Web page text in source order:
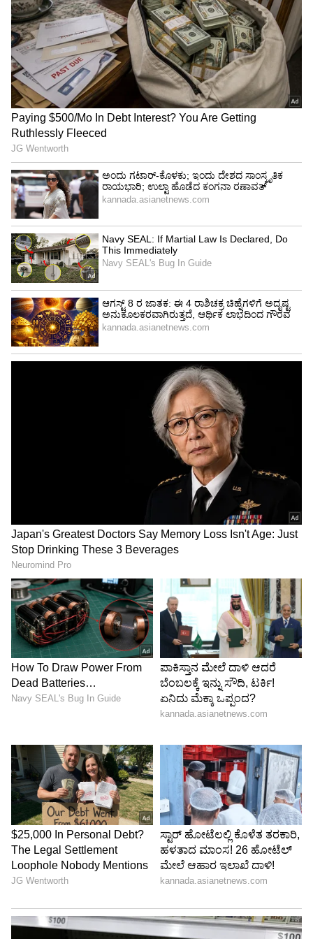
200 ಯೂನಿಟ್‌ ಉಚಿತ್‌ ವಿದ್ಯುತ್‌ಗೆ ವಿಜಯ್‌ ಮುದ್ರೆ;
ಅಧಿಕಾರಕ್ಕೆ ಬಂದ ಕೂಡಲೇ 3 ಭರವಸೆ ಈಡೇರಿಕೆ
ತಮಿಳುನಾಡು ಸಿಎಂ ಆಗಿ ಅಧಿಕಾರ ಕೈಗೆತ್ತಿಕೊಂಡ ಬೆನ್ನಲ್ಲೇ
ವಿಜಯ್‌, ಗೃಹಬಳಕೆ ಗ್ರಾಹಕರಿಗೆ 200 ಯೂನಿಟ್ ಉಚಿತ
ವಿದ್ಯುತ್, ಮಹಿಳಾ ಸುರಕ್ಷತೆಗಾಗಿ ವಿಶೇಷ ಪಡೆ ಸ್ಥಾಪನೆ ಹಾಗೂ
ರಾಜ್ಯಾದ್ಯಂತ ಡ್ರಗ್ಸ್‌ ಕಳ್ಳಸಾಗಣೆ ತಡೆ ಘಟಕಗಳ ನಿರ್ಮಾಣ
ಕಡತಗಳಿಗೆ ಭಾನುವಾರ ಸಹಿ ಹಾಕಿದರು. ಈ ಮೂಲಕ
ಚುನಾವಣಾಪೂರ್ವ ಪ್ರಣಾಳಿಕೆಯಲ್ಲಿ ನೀಡಿದ್ದ ಭರವಸೆಗಳ
ಈಡೇರಿಕೆಗೆ ಅಧಿಕೃತವಾಗಿ ಚಾಲನೆ ನೀಡಿದರು.
2 ತಿಂಗಳ ಸರಾಸರಿ 500 ಯೂನಿಟ್‌ವರೆಗೆ ವಿದ್ಯುತ್‌
ಬಳಸುವವರಿಗೆ ಮಾಸಿಕ 200 ಯೂನಿಟ್‌ ಉಚಿತ ವಿದ್ಯುತ್‌
ಲಭಿಸಲಿದೆ. ಇನ್ನು 500 ಯೂನಿಟ್‌ಗಿಂತ ಹೆಚ್ಚು ವಿದ್ಯುತ್
ಬಳಸುವವರಿಗೆ 2 ತಿಂಗಳಿಗೊಮ್ಮೆ 100 ಯೂನಿಟ್‌ ಉಚಿತ
ವಿದ್ಯುತ್ ನೀಡುವ ಹಿಂದಿನ ಯೋಜನೆ ಮುಂದುವರಿಯಲಿದೆ.
ಮಹಿಳೆಯರಲ್ಲಿ ಆತ್ಮವಿಶ್ವಾಸ ತುಂಬಲು ಮತ್ತು ಅವರ
ಸುರಕ್ಷತೆಯನ್ನು ಹೆಚ್ಚಿಸಲು, ಸಾಕಷ್ಟು ಸಿಬ್ಬಂದಿ ಮತ್ತು
ಅತ್ಯಾಧುನಿಕ ಸೌಲಭ್ಯಗಳನ್ನು ಹೊಂದಿರುವ ‘ಸಿಂಗ ಪೆಣ್‌
ವಿಶೇಷ ಕ್ರಿಯಾಪಡೆ’ಯನ್ನು ರಾಜ್ಯಾದ್ಯಂತ ಸ್ಥಾಪಿಸಲಾಗುವುದು.
‘ಸಿಂಗಾ ಪೆಣ್‌’ ಎಂದರೆ ಅಕ್ಷರಶಃ ''ಸಿಂಹಿಣಿ'' ಎಂದರ್ಥ, ಆದರೆ
ಇದನ್ನು ಸಾಮಾನ್ಯವಾಗಿ ಧೈರ್ಯಶಾಲಿ ಮಹಿಳೆಯನ್ನು
ವಿವರಿಸಲು ಬಳಸಲಾಗುತ್ತದೆ.
ಅದೇ ರೀತಿ, ತಮಿಳುನಾಡಿನಲ್ಲಿ ಮಾದಕವಸ್ತು ಸಂಬಂಧಿತ
Trade Deal | Party Rounds